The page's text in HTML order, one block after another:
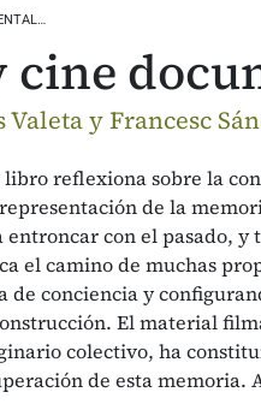
y Francesc
libro reflexiona sobre la
de la
entroncar con el pasado, y
el camino de muchas
de conciencia y
El material
colectivo, ha
de esta memoria.